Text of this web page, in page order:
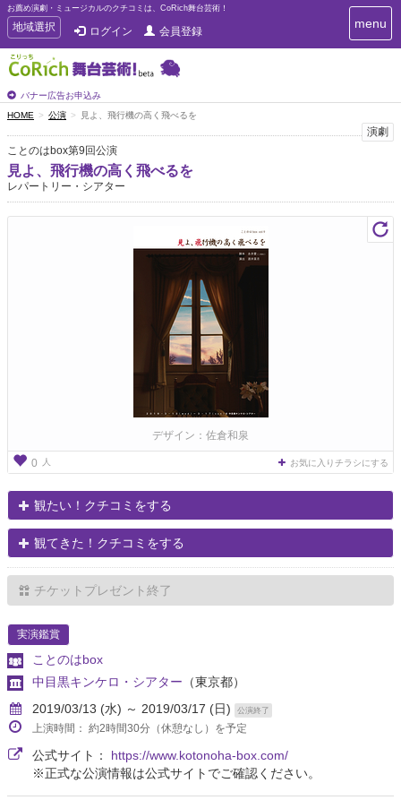
お薦め演劇・ミュージカルのクチコミは、CoRich舞台芸術！
T
o
g
g
e
n
a
v
i
g
a
地域選択 ログイン 会員登録
バナー広告お申込み
T
o
g
a
menu
HOME 公演 見よ、飛行機の高く飛べるを
演劇
ことのはbox第9回公演
見よ、飛行機の高く飛べるを
レパートリー・シアター
デザイン：佐倉和泉
0 人 お気に入りチラシにする
観たい！クチコミをする
観てきた！クチコミをする
チケットプレゼント終了
実演鑑賞
ことのはbox
中目黒キンケロ・シアター （東京都）
2019/03/13 (水) ～ 2019/03/17 (日)
公演終了
上演時間： 約2時間30分（休憩なし）を予定
公式サイト： https://www.kotonoha-box.com/
※正式な公演情報は公式サイトでご確認ください。